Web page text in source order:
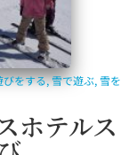
びをする,雪で遊ぶ, 雪を
ホテルス